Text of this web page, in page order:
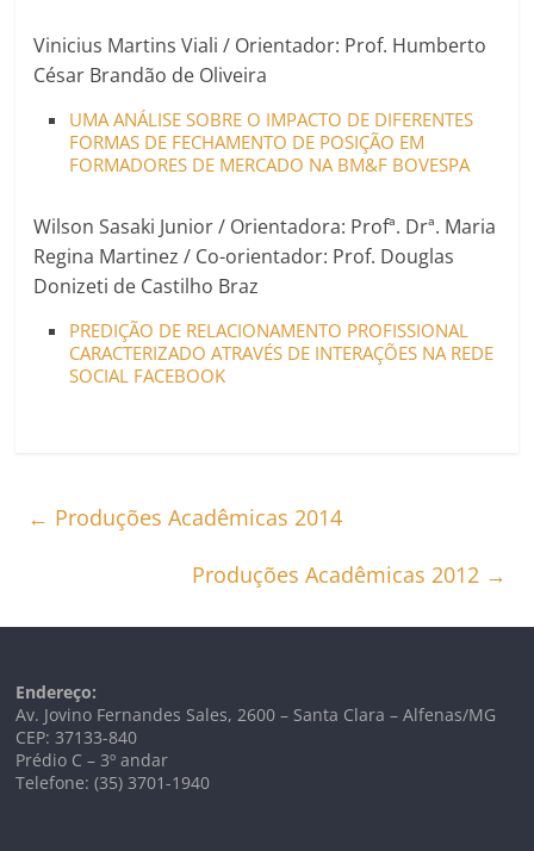
Vinicius Martins Viali / Orientador: Prof. Humberto
César Brandão de Oliveira
UMA ANÁLISE SOBRE O IMPACTO DE DIFERENTES
FORMAS DE FECHAMENTO DE POSIÇÃO EM
FORMADORES DE MERCADO NA BM&F BOVESPA
Wilson Sasaki Junior / Orientadora: Profª. Drª. Maria
Regina Martinez / Co-orientador: Prof. Douglas
Donizeti de Castilho Braz
PREDIÇÃO DE RELACIONAMENTO PROFISSIONAL
CARACTERIZADO ATRAVÉS DE INTERAÇÕES NA REDE
SOCIAL FACEBOOK
← Produções Acadêmicas 2014
Produções Acadêmicas 2012 →
Endereço:
Av. Jovino Fernandes Sales, 2600 – Santa Clara – Alfenas/MG
CEP: 37133-840
Prédio C – 3º andar
Telefone: (35) 3701-1940